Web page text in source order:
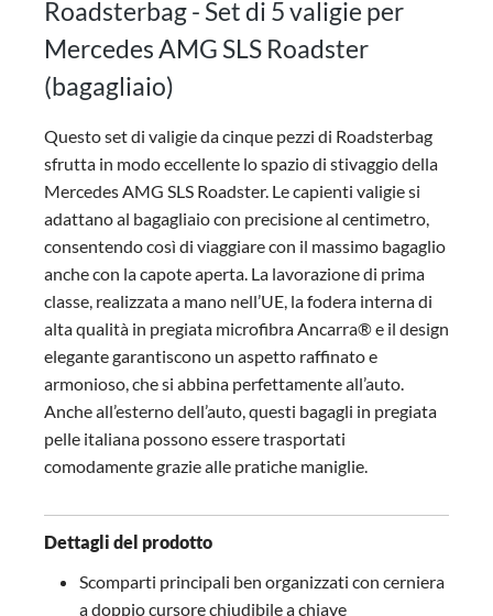
Roadsterbag - Set di 5 valigie per
Mercedes AMG SLS Roadster
(bagagliaio)
Questo set di valigie da cinque pezzi di Roadsterbag
sfrutta in modo eccellente lo spazio di stivaggio della
Mercedes AMG SLS Roadster. Le capienti valigie si
adattano al bagagliaio con precisione al centimetro,
consentendo così di viaggiare con il massimo bagaglio
anche con la capote aperta. La lavorazione di prima
classe, realizzata a mano nell’UE, la fodera interna di
alta qualità in pregiata microfibra Ancarra® e il design
elegante garantiscono un aspetto raffinato e
armonioso, che si abbina perfettamente all’auto.
Anche all’esterno dell’auto, questi bagagli in pregiata
pelle italiana possono essere trasportati
comodamente grazie alle pratiche maniglie.
Dettagli del prodotto
Scomparti principali ben organizzati con cerniera
a doppio cursore chiudibile a chiave